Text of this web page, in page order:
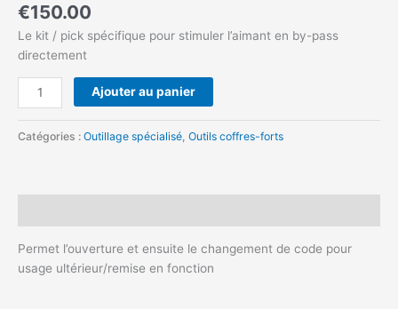
Noté
3.00
sur 5
basé
sur
1
client
€150.00
Le kit / pick spécifique pour stimuler l’aimant en by-pass
directement
Ajouter au panier
Catégories : Outillage spécialisé Outils coffres-forts
Permet l’ouverture et ensuite le changement de code pour
usage ultérieur/remise en fonction